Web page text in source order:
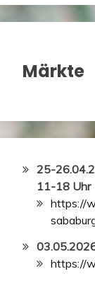
Märkte
25-
11-18 Uhr
https://
https://